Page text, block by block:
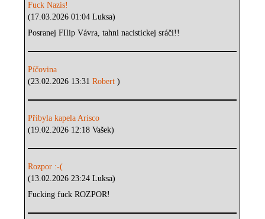
Fuck Nazis!
(17.03.2026 01:04 Luksa)
Posranej FIlip Vávra, tahni nacistickej sráči!!
Píčovina
(23.02.2026 13:31Robert)
Přibyla kapela Arisco
(19.02.2026 12:18 Vašek)
Rozpor :-(
(13.02.2026 23:24 Luksa)
Fucking fuck ROZPOR!